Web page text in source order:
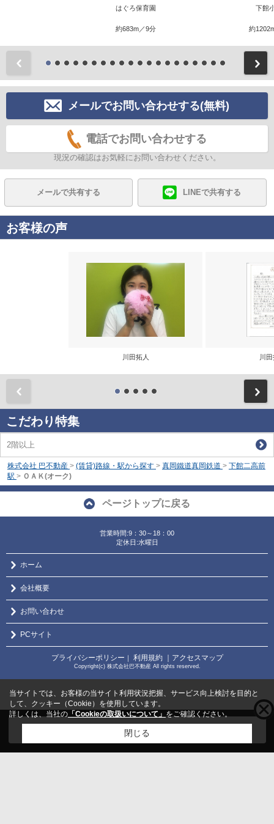
はぐろ保育園
約683m／9分
下館
約
メールでお問い合わせする(無料)
電話でお問い合わせする
現況の確認はお気軽にお問い合わせください。
メールで共有する LINEで共有する
お客様の声
川田拓人 川
こだわり特集
2階以上
株式会社 巴不動産 > (賃貸)路線・駅から探す > 真岡鐵道真岡鉄道 > 下館二高前
駅 > ＯＡＫ(オーク)
ページトップに戻る
営業時間:9：30～18：00
定休日:水曜日
ホーム
会社概要
お問い合わせ
PCサイト
プライバシーポリシー 利用規約 ｜アクセスマップ
Copyright(c) 株式会社巴不動産 All rights reserved.
こちらの物件をご覧の方にお勧めな物件
当サイトでは、お客様の当サイト利用状況把握、サービス向上検討を目的と
して、クッキー（Cookie）を使用しています。
詳しくは、当社の 「Cookieの取扱いについて」 をご確認ください。
閉じる